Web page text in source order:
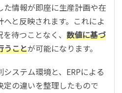
情報が即座に生産計画や在
と反映されます。これによ
待つことなく、 数値に基づ
うことが可能になります。
ステム環境と、ERPによる
の違いを整理したもので